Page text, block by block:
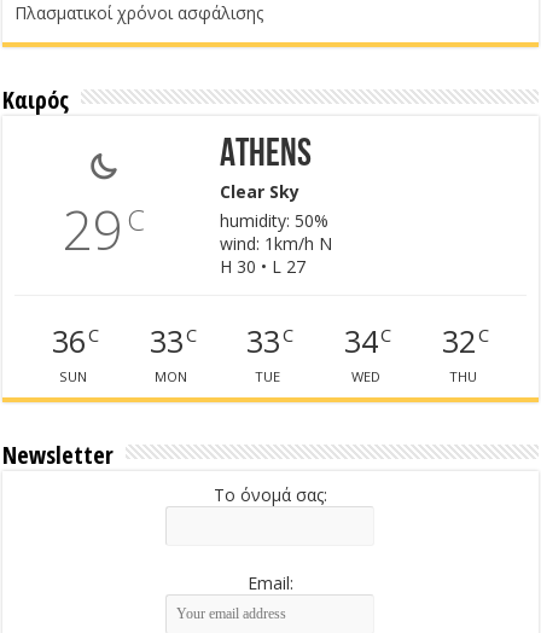
Πλασματικοί χρόνοι ασφάλισης
Καιρός
29 C
Athens
Clear Sky
humidity: 50%
wind: 1km/h N
H 30 • L 27
36C
SUN
33C
MON
33C
TUE
34C
WED
32C
THU
Newsletter
Το όνομά σας:
Email: